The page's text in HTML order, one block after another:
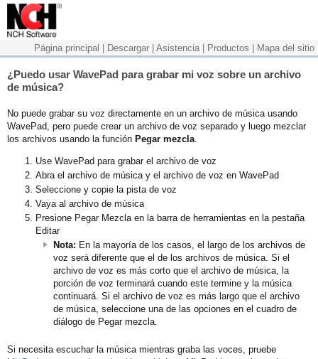
Página principal Descargar Asistencia Productos Mapa del sitio
¿Puedo usar WavePad para grabar mi voz sobre un archivo
de música?
No puede grabar su voz directamente en un archivo de música usando
WavePad, pero puede crear un archivo de voz separado y luego mezclar
los archivos usando la función Pegar mezcla.
Use WavePad para grabar el archivo de voz
Abra el archivo de música y el archivo de voz en WavePad
Seleccione y copie la pista de voz
Vaya al archivo de música
Presione Pegar Mezcla en la barra de herramientas en la pestaña
Editar
Nota: En la mayoría de los casos, el largo de los archivos de
voz será diferente que el de los archivos de música. Si el
archivo de voz es más corto que el archivo de música, la
porción de voz terminará cuando este termine y la música
continuará. Si el archivo de voz es más largo que el archivo
de música, seleccione una de las opciones en el cuadro de
diálogo de Pegar mezcla.
Si necesita escuchar la música mientras graba las voces, pruebe